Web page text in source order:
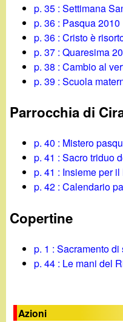
p. 35 : Settimana
p. 36 : Pasqua 2010
p. 36 : Cristo è
p. 37 : Quaresima
p. 38 : Cambio al
p. 39 : Scuola
Parrocchia di
p. 40 : Mistero
p. 41 : Sacro triduo
p. 41 : Insieme per
p. 42 : Calendario
Copertine
p. 1 : Sacramento
p. 44 : Le mani del
Azioni